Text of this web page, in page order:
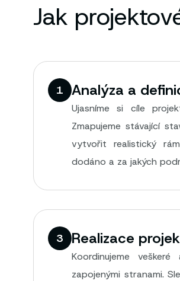
Jak
1 Analýza a
Ujasníme si cíle
Zmapujeme stávající
vytvořit realistický
dodáno a za jakých
3 Realizace
Koordinujeme
zapojenými stranami.